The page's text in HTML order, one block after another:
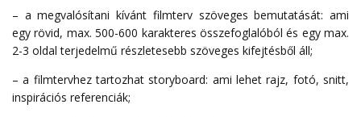
– a megvalósítani kívánt filmterv szöveges bemutatását: ami
egy rövid, max. 500-600 karakteres összefoglalóból és egy max.
2-3 oldal terjedelmű részletesebb szöveges kifejtésből áll;
– a filmtervhez tartozhat storyboard: ami lehet rajz, fotó, snitt,
inspirációs referenciák;